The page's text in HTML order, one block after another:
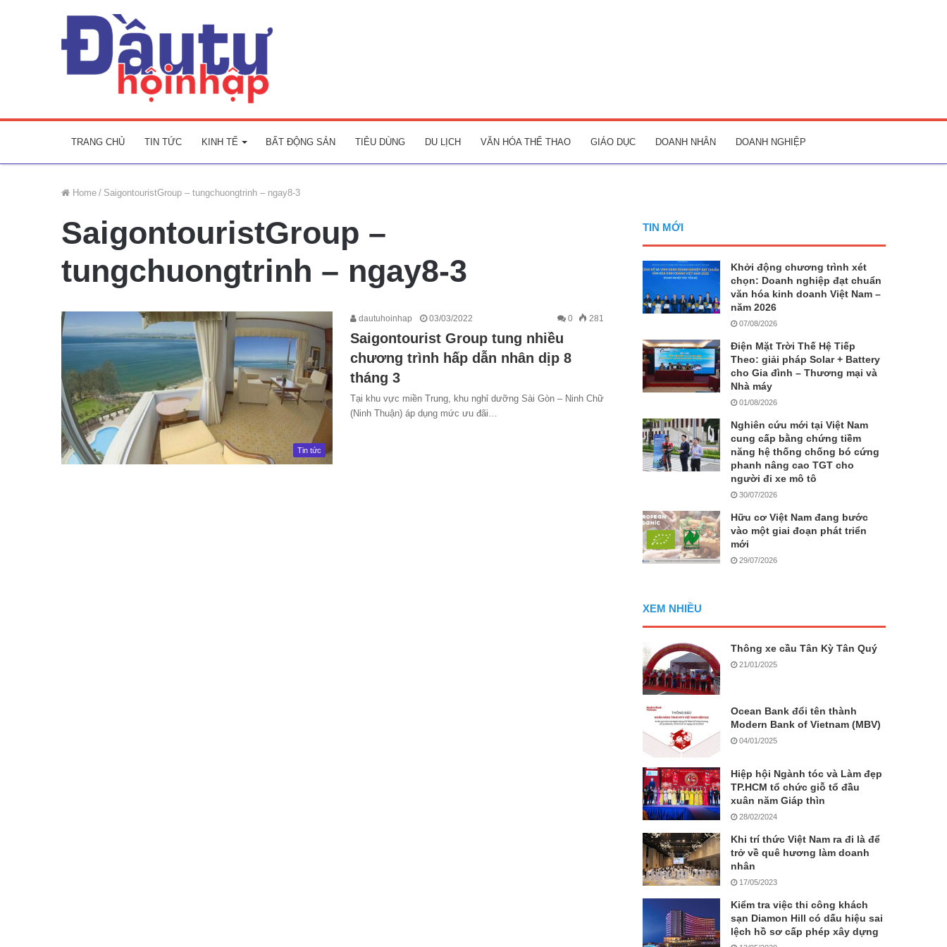
TRANG CHỦ TIN TỨC KINH TẾ BẤT ĐỘNG SẢN TIÊU DÙNG DU LỊCH VĂN HÓA THỂ THAO GIÁO DỤC DOANH NHÂN DOANH NGHIỆP
Home / SaigontouristGroup – tungchuongtrinh – ngay8-3
SaigontouristGroup –
tungchuongtrinh – ngay8-3
Tin tức
dautuhoinhap 03/03/2022 0 281
Saigontourist Group tung nhiều
chương trình hấp dẫn nhân dịp 8
tháng 3
Tại khu vực miền Trung, khu nghỉ dưỡng Sài Gòn – Ninh Chữ
(Ninh Thuận) áp dụng mức ưu đãi…
TIN MỚI
Khởi động chương trình xét
chọn: Doanh nghiệp đạt chuẩn
văn hóa kinh doanh Việt Nam –
năm 2026
07/08/2026
Điện Mặt Trời Thế Hệ Tiếp
Theo: giải pháp Solar + Battery
cho Gia đình – Thương mại và
Nhà máy
01/08/2026
Nghiên cứu mới tại Việt Nam
cung cấp bằng chứng tiềm
năng hệ thống chống bó cứng
phanh nâng cao TGT cho
người đi xe mô tô
30/07/2026
Hữu cơ Việt Nam đang bước
vào một giai đoạn phát triển
mới
29/07/2026
XEM NHIỀU
Thông xe cầu Tân Kỳ Tân Quý
21/01/2025
Ocean Bank đổi tên thành
Modern Bank of Vietnam (MBV)
04/01/2025
Hiệp hội Ngành tóc và Làm đẹp
TP.HCM tổ chức giỗ tổ đầu
xuân năm Giáp thìn
28/02/2024
Khi trí thức Việt Nam ra đi là để
trở về quê hương làm doanh
nhân
17/05/2023
Kiểm tra việc thi công khách
sạn Diamon Hill có dấu hiệu sai
lệch hồ sơ cấp phép xây dựng